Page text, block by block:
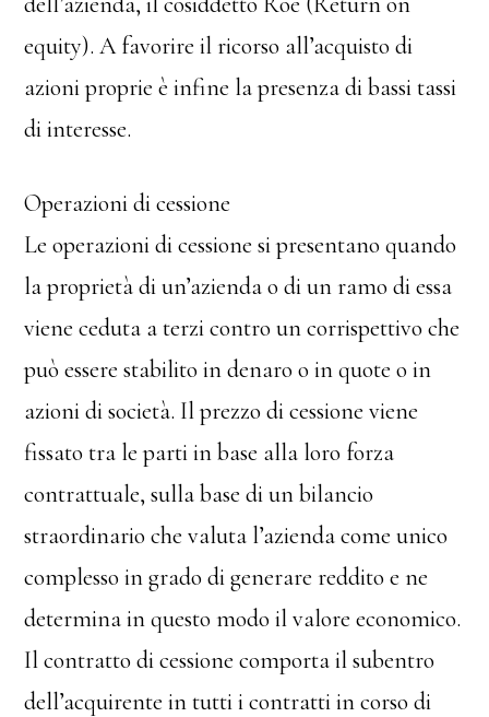
equity). A favorire il ricorso all’acquisto di
azioni proprie è infine la presenza di bassi tassi
di interesse.
Operazioni di cessione
Le operazioni di cessione si presentano quando
la proprietà di un’azienda o di un ramo di essa
viene ceduta a terzi contro un corrispettivo che
può essere stabilito in denaro o in quote o in
azioni di società. Il prezzo di cessione viene
fissato tra le parti in base alla loro forza
contrattuale, sulla base di un bilancio
straordinario che valuta l’azienda come unico
complesso in grado di generare reddito e ne
determina in questo modo il valore economico.
Il contratto di cessione comporta il subentro
dell’acquirente in tutti i contratti in corso di